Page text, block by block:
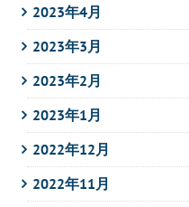
2023年4月
2023年3月
2023年2月
2023年1月
2022年12月
2022年11月